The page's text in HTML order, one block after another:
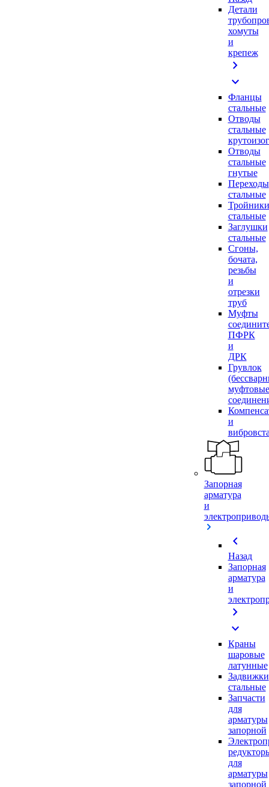
Детали
хомуты
и
крепеж
chevron_right
expand_more
Фланцы
стальные
Отводы
стальные
Отводы
стальные
гнутые
Переходы
стальные
Тройники
стальные
Заглушки
стальные
Сгоны,
бочата,
резьбы
и
отрезки
труб
Муфты
ПФРК
и
ДРК
Грувлок
муфтовые
и
Запорная
арматура
и
chevron_left
Назад
Запорная
арматура
и
chevron_right
expand_more
Краны
шаровые
латунные
Задвижки
стальные
Запчасти
для
арматуры
запорной
для
арматуры
запорной